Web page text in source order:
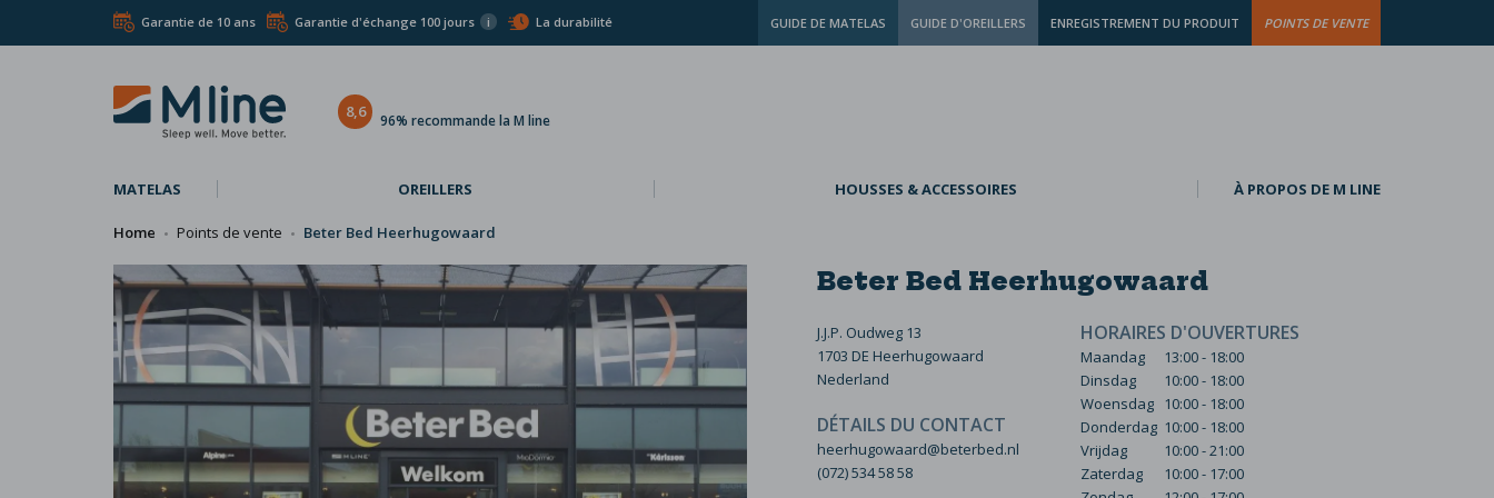
Garantie de 10 ans Garantie d'échange 100 jours i La durabilité GUIDE DE MATELAS GUIDE D'OREILLERS ENREGISTREMENT DU PRODUIT POINTS DE VENTE
8,6 96% recommande la M line
MATELAS OREILLERS HOUSSES & ACCESSOIRES À PROPOS DE M LINE
Home Points de vente Beter Bed Heerhugowaard
Beter Bed Heerhugowaard
J.J.P. Oudweg 13
1703 DE Heerhugowaard
Nederland
DÉTAILS DU CONTACT
heerhugowaard@beterbed.nl
(072) 534 58 58
HORAIRES D'OUVERTURES
Maandag
13:00 - 18:00
Dinsdag
10:00 - 18:00
Woensdag 10:00 - 18:00
Donderdag 10:00 - 18:00
Vrijdag
10:00 - 21:00
Zaterdag
10:00 - 17:00